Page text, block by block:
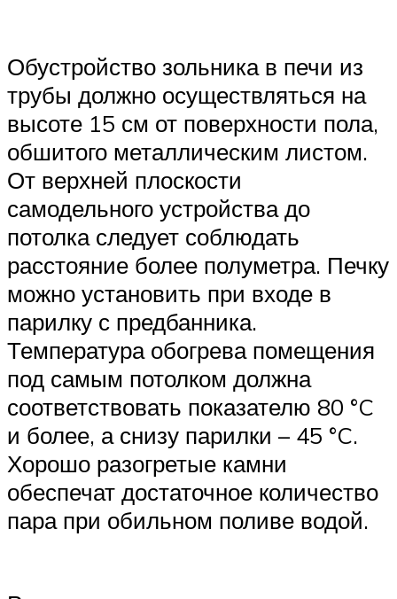
Обустройство зольника в печи из
трубы должно осуществляться на
высоте 15 см от поверхности пола,
обшитого металлическим листом.
От верхней плоскости
самодельного устройства до
потолка следует соблюдать
расстояние более полуметра. Печку
можно установить при входе в
парилку с предбанника.
Температура обогрева помещения
под самым потолком должна
соответствовать показателю 80 °C
и более, а снизу парилки – 45 °C.
Хорошо разогретые камни
обеспечат достаточное количество
пара при обильном поливе водой.